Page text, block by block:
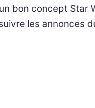
bon concept Star
les annonces